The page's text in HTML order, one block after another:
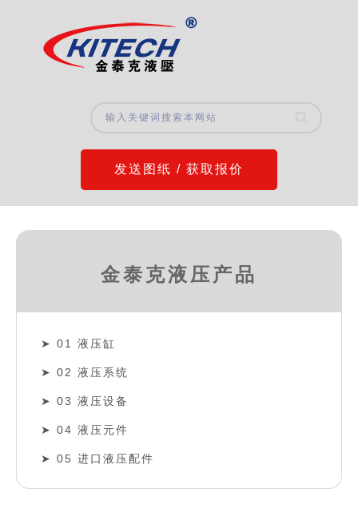
发送图纸 / 获取报价
金泰克液压产品
01 液压缸
02 液压系统
03 液压设备
04 液压元件
05 进口液压配件